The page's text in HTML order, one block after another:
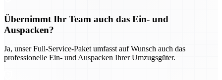
Übernimmt Ihr Team auch das Ein- und
Auspacken?
Ja, unser Full-Service-Paket umfasst auf Wunsch auch das
professionelle Ein- und Auspacken Ihrer Umzugsgüter.